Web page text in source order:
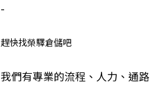
-
趕快找榮驛倉儲吧
我們有專業的流程、人力、通路